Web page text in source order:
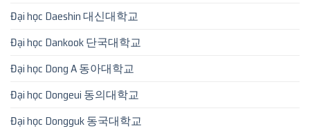
Đại học Daeshin 대신대학교
Đại học Dankook 단국대학교
Đại học Dong A 동아대학교
Đại học Dongeui 동의대학교
Đại học Dongguk 동국대학교